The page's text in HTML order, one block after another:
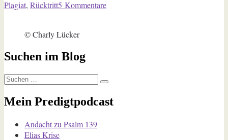
am
Plagiat, Rücktritt5 Kommentarezu
© Charly Lücker
Suchen im Blog
Suchen
Suchen
Mein Predigtpodcast
Andacht zu Psalm 139
Elias Krise